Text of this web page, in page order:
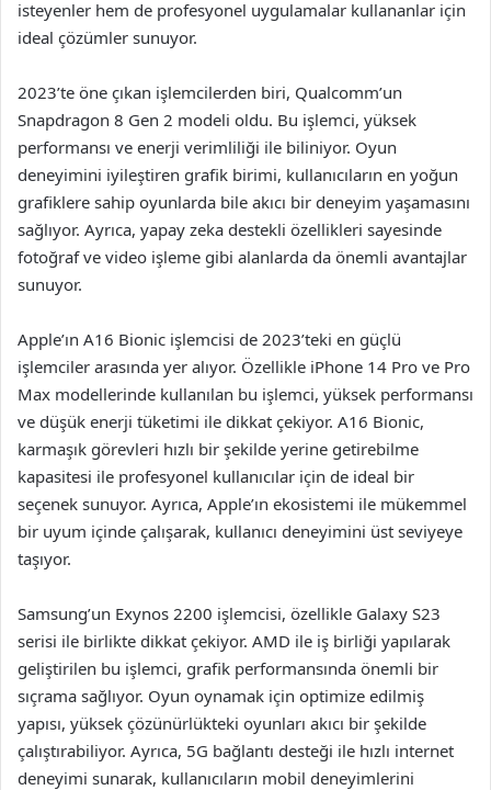
isteyenler hem de profesyonel uygulamalar kullananlar için
ideal çözümler sunuyor.
2023’te öne çıkan işlemcilerden biri, Qualcomm’un
Snapdragon 8 Gen 2 modeli oldu. Bu işlemci, yüksek
performansı ve enerji verimliliği ile biliniyor. Oyun
deneyimini iyileştiren grafik birimi, kullanıcıların en yoğun
grafiklere sahip oyunlarda bile akıcı bir deneyim yaşamasını
sağlıyor. Ayrıca, yapay zeka destekli özellikleri sayesinde
fotoğraf ve video işleme gibi alanlarda da önemli avantajlar
sunuyor.
Apple’ın A16 Bionic işlemcisi de 2023’teki en güçlü
işlemciler arasında yer alıyor. Özellikle iPhone 14 Pro ve Pro
Max modellerinde kullanılan bu işlemci, yüksek performansı
ve düşük enerji tüketimi ile dikkat çekiyor. A16 Bionic,
karmaşık görevleri hızlı bir şekilde yerine getirebilme
kapasitesi ile profesyonel kullanıcılar için de ideal bir
seçenek sunuyor. Ayrıca, Apple’ın ekosistemi ile mükemmel
bir uyum içinde çalışarak, kullanıcı deneyimini üst seviyeye
taşıyor.
Samsung’un Exynos 2200 işlemcisi, özellikle Galaxy S23
serisi ile birlikte dikkat çekiyor. AMD ile iş birliği yapılarak
geliştirilen bu işlemci, grafik performansında önemli bir
sıçrama sağlıyor. Oyun oynamak için optimize edilmiş
yapısı, yüksek çözünürlükteki oyunları akıcı bir şekilde
çalıştırabiliyor. Ayrıca, 5G bağlantı desteği ile hızlı internet
deneyimi sunarak, kullanıcıların mobil deneyimlerini